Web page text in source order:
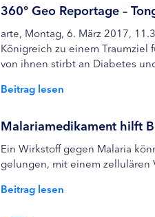
360° Geo Reportage –
arte, Montag, 6. März 2017,
Königreich zu einem
von ihnen stirbt an Diabetes
Beitrag lesen
Malariamedikament hilft
Ein Wirkstoff gegen Malaria
gelungen, mit einem zellulären
Beitrag lesen